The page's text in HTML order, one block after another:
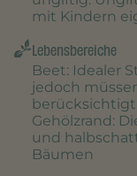
mit Kindern
Lebensbereiche
Beet: Idealer
jedoch
Gehölzrand :
und
Bäumen